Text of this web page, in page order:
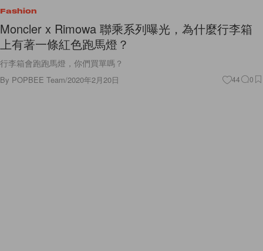
Fashion
Moncler x Rimowa 聯乘系列曝光，為什麼行李箱
上有著一條紅色跑馬燈？
行李箱會跑跑馬燈，你們買單嗎？
By POPBEE Team/2020年2月20日 44 0